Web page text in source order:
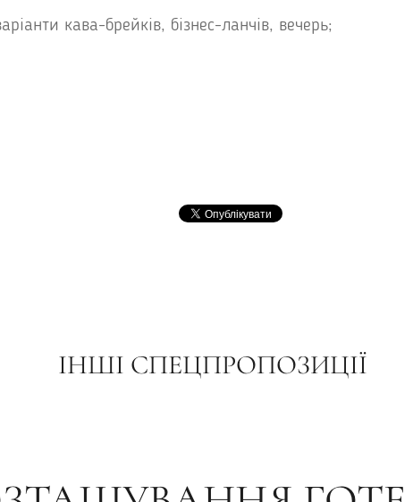
кава-брейків, бізнес-ланчів, вечерь;
ІНШІ СПЕЦПРОПОЗИЦІЇ